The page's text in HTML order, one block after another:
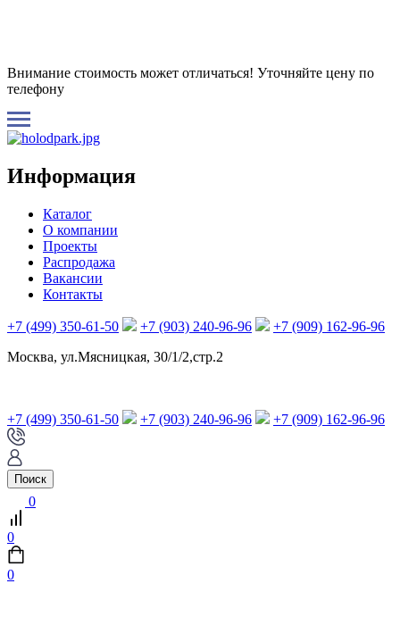
Внимание стоимость может отличаться! Уточняйте цену по
телефону
Информация
Каталог
О компании
Проекты
Распродажа
Вакансии
Контакты
+7 (499) 350-61-50 +7 (903) 240-96-96
+7 (909) 162-96-96
Москва, ул.Мясницкая, 30/1/2,стр.2
+7 (499) 350-61-50 +7 (903) 240-96-96 +7 (909) 162-96-96
Поиск
0
0
0